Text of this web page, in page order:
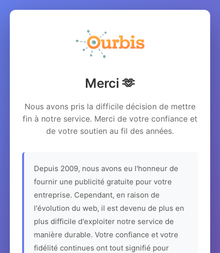
Merci 🫶
Nous avons pris la difficile décision de mettre
fin à notre service. Merci de votre confiance et
de votre soutien au fil des années.
Depuis 2009, nous avons eu l'honneur de
fournir une publicité gratuite pour votre
entreprise. Cependant, en raison de
l'évolution du web, il est devenu de plus en
plus difficile d'exploiter notre service de
manière durable. Votre confiance et votre
fidélité continues ont tout signifié pour